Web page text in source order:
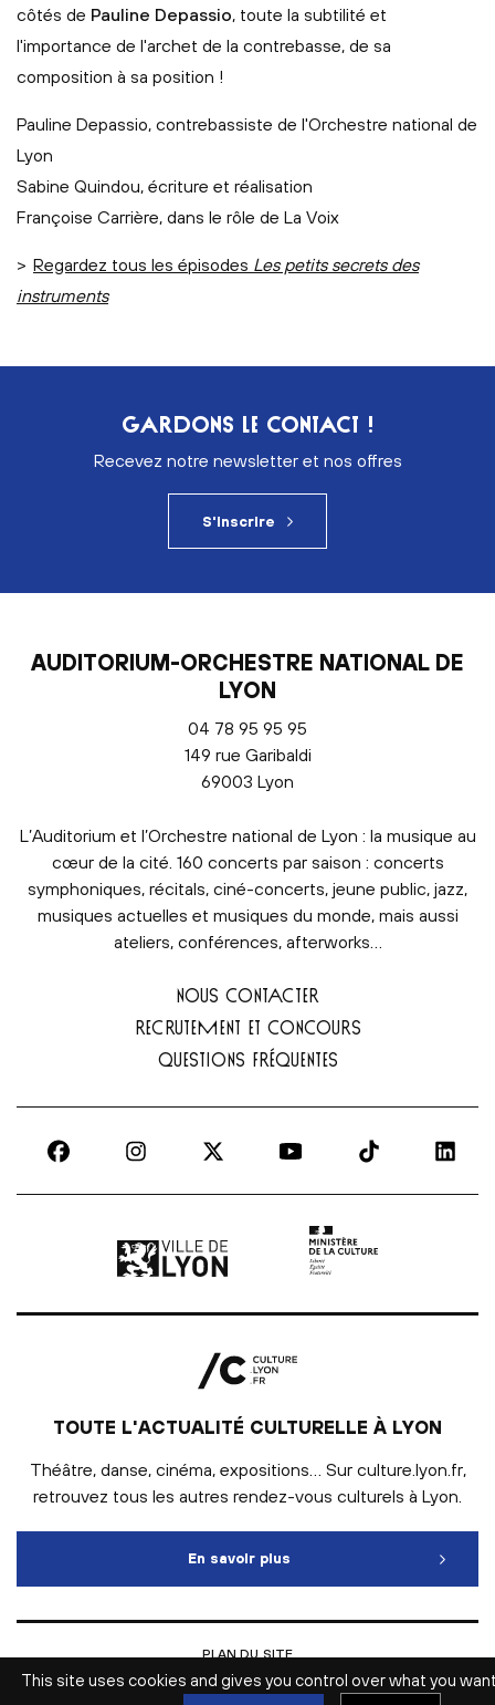
côtés de Pauline Depassio, toute la subtilité et
l'importance de l'archet de la contrebasse, de sa
composition à sa position !
Pauline Depassio, contrebassiste de l'Orchestre national de
Lyon
Sabine Quindou, écriture et réalisation
Françoise Carrière, dans le rôle de La Voix
> Regardez tous les épisodes Les petits secrets des
instruments
GARDONS LE CONTACT !
Recevez notre newsletter et nos offres
S'inscrire
AUDITORIUM-ORCHESTRE NATIONAL DE
LYON
04 78 95 95 95
149 rue Garibaldi
69003 Lyon
L’Auditorium et l’Orchestre national de Lyon : la musique au
cœur de la cité. 160 concerts par saison : concerts
symphoniques, récitals, ciné-concerts, jeune public, jazz,
musiques actuelles et musiques du monde, mais aussi
ateliers, conférences, afterworks…
NOUS CONTACTER
RECRUTEMENT ET CONCOURS
QUESTIONS FRÉQUENTES
Ville de Lyon | lien externeMinistère de la culture
TOUTE L'ACTUALITÉ CULTURELLE À LYON
Théâtre, danse, cinéma, expositions… Sur culture.lyon.fr,
retrouvez tous les autres rendez-vous culturels à Lyon.
En savoir plus Toute l'actualité culturelle
PLAN DU SITE
INTRANET
MENTIONS LÉGALES
This site uses cookies and gives you control over what you